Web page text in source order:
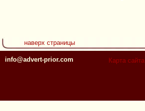
наверх страницы
info@advert-prior.com Карта сайта